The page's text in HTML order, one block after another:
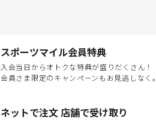
スポーツマイル会員特典
入会当日からオトクな特典が盛りだくさん！
会員さま限定のキャンペーンもお見逃しなく。
ネットで注文 店舗で受け取り